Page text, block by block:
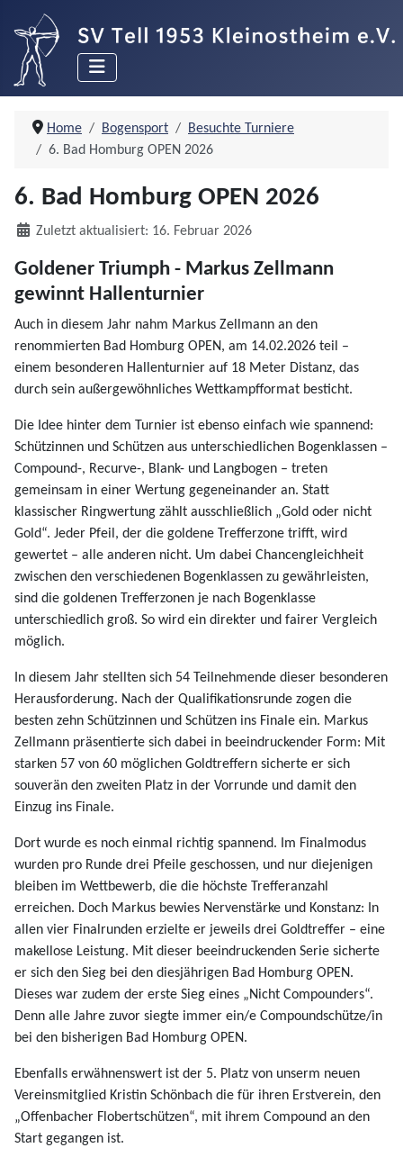
Home Bogensport
Besuchte Turniere
6. Bad Homburg OPEN 2026
6. Bad Homburg OPEN 2026
DetailsZuletzt aktualisiert: 16. Februar 2026
Goldener Triumph - Markus Zellmann
gewinnt Hallenturnier
Auch in diesem Jahr nahm Markus Zellmann an den
renommierten Bad Homburg OPEN, am 14.02.2026 teil –
einem besonderen Hallenturnier auf 18 Meter Distanz, das
durch sein außergewöhnliches Wettkampfformat besticht.
Die Idee hinter dem Turnier ist ebenso einfach wie spannend:
Schützinnen und Schützen aus unterschiedlichen Bogenklassen –
Compound-, Recurve-, Blank- und Langbogen – treten
gemeinsam in einer Wertung gegeneinander an. Statt
klassischer Ringwertung zählt ausschließlich „Gold oder nicht
Gold“. Jeder Pfeil, der die goldene Trefferzone trifft, wird
gewertet – alle anderen nicht. Um dabei Chancengleichheit
zwischen den verschiedenen Bogenklassen zu gewährleisten,
sind die goldenen Trefferzonen je nach Bogenklasse
unterschiedlich groß. So wird ein direkter und fairer Vergleich
möglich.
In diesem Jahr stellten sich 54 Teilnehmende dieser besonderen
Herausforderung. Nach der Qualifikationsrunde zogen die
besten zehn Schützinnen und Schützen ins Finale ein. Markus
Zellmann präsentierte sich dabei in beeindruckender Form: Mit
starken 57 von 60 möglichen Goldtreffern sicherte er sich
souverän den zweiten Platz in der Vorrunde und damit den
Einzug ins Finale.
Dort wurde es noch einmal richtig spannend. Im Finalmodus
wurden pro Runde drei Pfeile geschossen, und nur diejenigen
bleiben im Wettbewerb, die die höchste Trefferanzahl
erreichen. Doch Markus bewies Nervenstärke und Konstanz: In
allen vier Finalrunden erzielte er jeweils drei Goldtreffer – eine
makellose Leistung. Mit dieser beeindruckenden Serie sicherte
er sich den Sieg bei den diesjährigen Bad Homburg OPEN.
Dieses war zudem der erste Sieg eines „Nicht Compounders“.
Denn alle Jahre zuvor siegte immer ein/e Compoundschütze/in
bei den bisherigen Bad Homburg OPEN.
Ebenfalls erwähnenswert ist der 5. Platz von unserm neuen
Vereinsmitglied Kristin Schönbach die für ihren Erstverein, den
„Offenbacher Flobertschützen“, mit ihrem Compound an den
Start gegangen ist.